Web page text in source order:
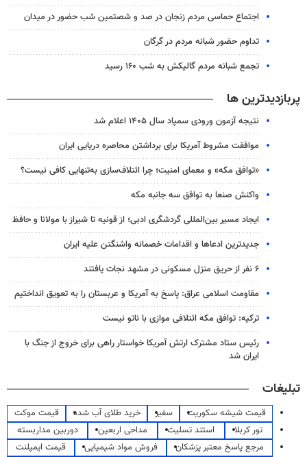
اجتماع حماسی مردم زنجان در صد و شصتمین شب حضور در میدان
تداوم حضور شبانه مردم در گرگان
تجمع شبانه مردم گالیکش به شب ۱۶۰ رسید
پربازدیدترین ها
نتیجه آزمون ورودی سمپاد سال ۱۴۰۵ اعلام شد
موافقت مشروط آمریکا برای برداشتن محاصره دریایی ایران
«توافق مکه» و معمای امنیت؛ چرا ائتلاف‌سازی به‌تنهایی کافی نیست؟
واکنش صنعا به توافق سه جانبه مکه
ایجاد مسیر بین‌المللی گردشگری ادبی؛ از قونیه تا شیراز با مولانا و حافظ
جدیدترین ادعاها و اقدامات خصمانه واشنگتن علیه ایران
۶ نفر از حریق منزل مسکونی در مشهد نجات یافتند
مقاومت اسلامی عراق: پاسخ به آمریکا و عربستان را به تعویق انداختیم
ترکیه: توافق مکه ائتلافی موازی با ناتو نیست
رئیس ستاد مشترک ارتش آمریکا خواستار راهی برای خروج از جنگ با
ایران شد
تبلیغات
قیمت شیشه سکوریت سفیر خرید طلای آب شده
قیمت موکت
تور کربلا
استند تسلیت مداحی اربعین
دوربین مداربسته
مرجع پاسخ معتبر پزشکان
فروش مواد شیمیایی
قیمت ایمپلنت